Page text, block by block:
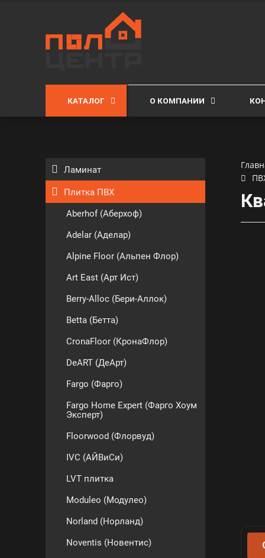
КАТАЛОГ О КОМПАНИИ
Ламинат
Плитка ПВХ
Aberhof (Аберхоф)
Adelar (Аделар)
Alpine Floor (Альпен Флор)
Art East (Арт Ист)
Berry-Alloc (Бери-Аллок)
Betta (Бетта)
CronaFloor (КронаФлор)
DeART (ДеАрт)
Fargo (Фарго)
Fargo Home Expert (Фарго Хоум
Эксперт)
Floorwood (Флорвуд)
IVC (АЙВиСи)
LVT плитка
Moduleo (Модулео)
Norland (Норланд)
Noventis (Новентис)